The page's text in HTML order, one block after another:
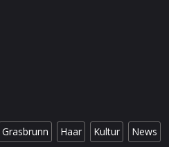
Grasbrunn Haar Kultur News